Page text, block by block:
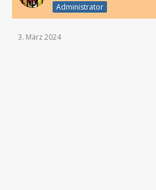
Administrator
3. März 2024